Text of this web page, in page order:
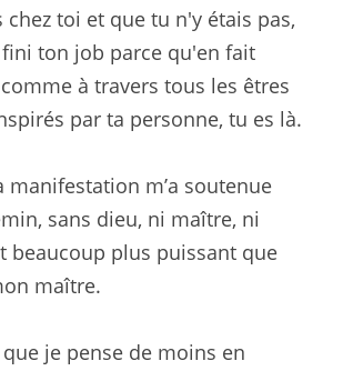
chez toi et que tu n'y étais pas,
ton job parce qu'en fait
à travers tous les êtres
par ta personne, tu es là.
manifestation m’a soutenue
sans dieu, ni maître, ni
beaucoup plus puissant que
maître.
je pense de moins en